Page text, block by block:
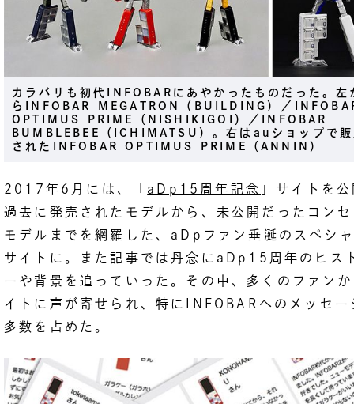
カラバリも初代INFOBARにあやかったものだった。左
らINFOBAR MEGATRON（BUILDING）／
OPTIMUS PRIME（NISHIKIGOI）／INFOBAR
BUMBLEBEE（ICHIMATSU）。右はauショップで
されたINFOBAR OPTIMUS PRIME（ANNIN）
2017年6月には、「 aDp15周年記念 」サイトを
過去に発売されたモデルから、未公開だったコン
モデルまでを網羅した、aDpファン垂涎のスペシ
サイトに。また記事では丹念にaDp15周年のヒス
ーや背景を追っていった。その中、多くのファン
イトに声が寄せられ、特にINFOBARへのメッセー
多数を占めた。